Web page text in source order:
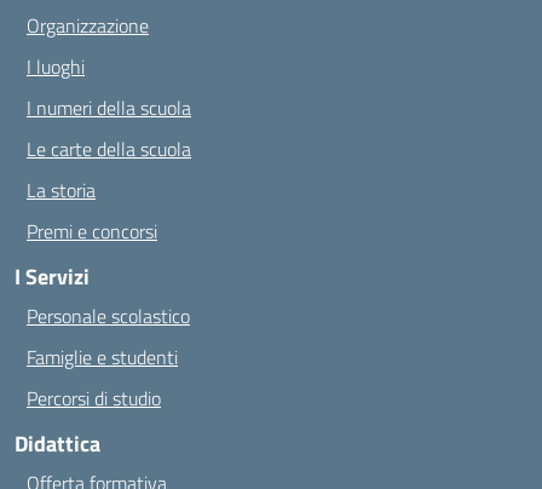
Organizzazione
I luoghi
I numeri della scuola
Le carte della scuola
La storia
Premi e concorsi
I Servizi
Personale scolastico
Famiglie e studenti
Percorsi di studio
Didattica
Offerta formativa